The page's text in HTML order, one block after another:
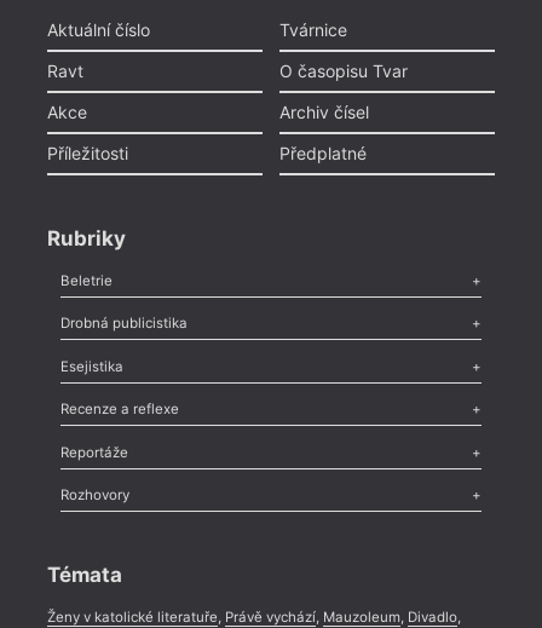
Aktuální číslo
Ravt
Akce
Příležitosti
Tvárnice
O časopisu Tvar
Archiv čísel
Předplatné
Rubriky
Beletrie
Poezie,Próza,Dokumenty
Drobná publicistika
Odlesk
Nekrolog,Glosa,Sloupek,Pozvánka,Literární soutěž,
Esejistika
Esej ,Pádlo,Úvaha
Recenze a reflexe
Recenze
Méně slov o próze,Celá rubrika
Reportáže
Literární zítřky
Celá rubrika
Rozhovory
Témata
Ženy v katolické literatuře, Právě vychází, Mauzoleum, Divadlo,